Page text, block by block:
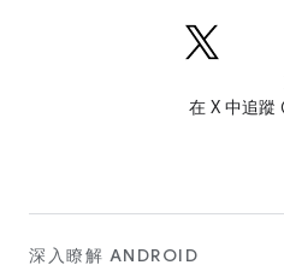
在 X 中追蹤
深入瞭解 ANDROID